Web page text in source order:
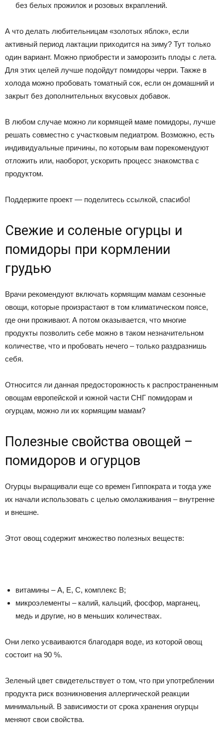
без белых прожилок и розовых вкраплений.
А что делать любительницам «золотых яблок», если
активный период лактации приходится на зиму? Тут только
один вариант. Можно приобрести и заморозить плоды с лета.
Для этих целей лучше подойдут помидоры черри. Также в
холода можно пробовать томатный сок, если он домашний и
закрыт без дополнительных вкусовых добавок.
В любом случае можно ли кормящей маме помидоры, лучше
решать совместно с участковым педиатром. Возможно, есть
индивидуальные причины, по которым вам порекомендуют
отложить или, наоборот, ускорить процесс знакомства с
продуктом.
Поддержите проект — поделитесь ссылкой, спасибо!
Свежие и соленые огурцы и
помидоры при кормлении
грудью
Врачи рекомендуют включать кормящим мамам сезонные
овощи, которые произрастают в том климатическом поясе,
где они проживают. А потом оказывается, что многие
продукты позволить себе можно в таком незначительном
количестве, что и пробовать нечего – только раздразнишь
себя.
Относится ли данная предосторожность к распространенным
овощам европейской и южной части СНГ помидорам и
огурцам, можно ли их кормящим мамам?
Полезные свойства овощей –
помидоров и огурцов
Огурцы выращивали еще со времен Гиппократа и тогда уже
их начали использовать с целью омолаживания – внутренне
и внешне.
Этот овощ содержит множество полезных веществ:
витамины – А, Е, С, комплекс В;
микроэлементы – калий, кальций, фосфор, марганец,
медь и другие, но в меньших количествах.
Они легко усваиваются благодаря воде, из которой овощ
состоит на 90 %.
Зеленый цвет свидетельствует о том, что при употреблении
продукта риск возникновения аллергической реакции
минимальный. В зависимости от срока хранения огурцы
меняют свои свойства.